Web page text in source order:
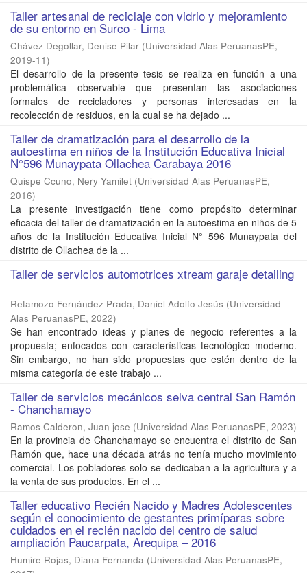
Taller artesanal de reciclaje con vidrio y mejoramiento
de su entorno en Surco - Lima
Chávez Degollar, Denise Pilar (Universidad Alas PeruanasPE,
2019-11)
El desarrollo de la presente tesis se realiza en función a una
problemática observable que presentan las asociaciones
formales de recicladores y personas interesadas en la
recolección de residuos, en la cual se ha dejado ...
Taller de dramatización para el desarrollo de la
autoestima en niños de la Institución Educativa Inicial
N°596 Munaypata Ollachea Carabaya 2016
Quispe Ccuno, Nery Yamilet (Universidad Alas PeruanasPE,
2016)
La presente investigación tiene como propósito determinar
eficacia del taller de dramatización en la autoestima en niños de 5
años de la Institución Educativa Inicial N° 596 Munaypata del
distrito de Ollachea de la ...
Taller de servicios automotrices xtream garaje detailing
Retamozo Fernández Prada, Daniel Adolfo Jesús (Universidad
Alas PeruanasPE, 2022)
Se han encontrado ideas y planes de negocio referentes a la
propuesta; enfocados con características tecnológico moderno.
Sin embargo, no han sido propuestas que estén dentro de la
misma categoría de este trabajo ...
Taller de servicios mecánicos selva central San Ramón
- Chanchamayo
Ramos Calderon, Juan jose (Universidad Alas PeruanasPE, 2023)
En la provincia de Chanchamayo se encuentra el distrito de San
Ramón que, hace una década atrás no tenía mucho movimiento
comercial. Los pobladores solo se dedicaban a la agricultura y a
la venta de sus productos. En el ...
Taller educativo Recién Nacido y Madres Adolescentes
según el conocimiento de gestantes primíparas sobre
cuidados en el recién nacido del centro de salud
ampliación Paucarpata, Arequipa – 2016
Humire Rojas, Diana Fernanda (Universidad Alas PeruanasPE,